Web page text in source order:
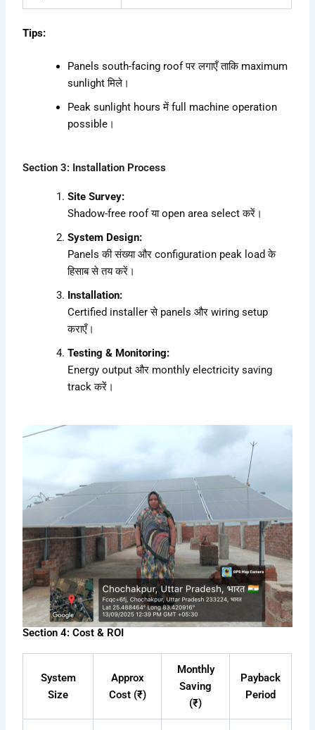
Tips:
Panels south-facing roof पर लगाएँ ताकि maximum
sunlight मिले।
Peak sunlight hours में full machine operation
possible।
Section 3: Installation Process
Site Survey:
Shadow-free roof या open area select करें।
System Design:
Panels की संख्या और configuration peak load के
हिसाब से तय करें।
Installation:
Certified installer से panels और wiring setup
कराएँ।
Testing & Monitoring:
Energy output और monthly electricity saving
track करें।
Section 4: Cost & ROI
System
Size
Approx
Cost (₹)
Monthly
Saving
(₹)
Payback
Period